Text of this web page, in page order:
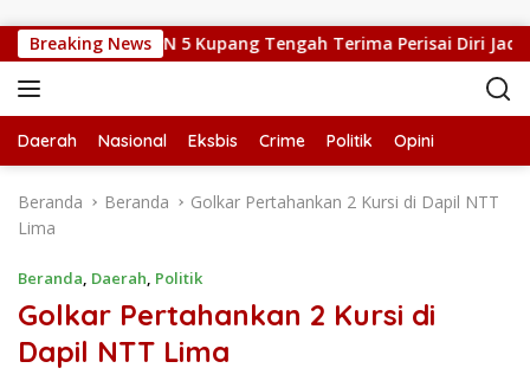
Breaking News
Kepsek SMPN 5 Kupang Tengah Terima Perisai Diri Jadi
Daerah Nasional Eksbis Crime Politik Opini
Beranda Beranda
Golkar Pertahankan 2 Kursi di Dapil NTT
Lima
Beranda, Daerah, Politik
Golkar Pertahankan 2 Kursi di
Dapil NTT Lima